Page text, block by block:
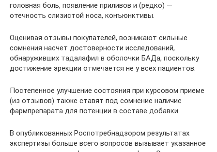
головная боль, появление приливов и (редко) —
отечность слизистой носа, конъюнктивы.
Оценивая отзывы покупателей, возникают сильные
сомнения насчет достоверности исследований,
обнаруживших тадалафил в оболочки БАДа, поскольку
достижение эрекции отмечается не у всех пациентов.
Постепенное улучшение состояния при курсовом приеме
(из отзывов) также ставят под сомнение наличие
фармпрепарата для потенции в составе добавки.
В опубликованных Роспотребнадзором результатах
экспертизы больше всего вопросов вызывает указанное